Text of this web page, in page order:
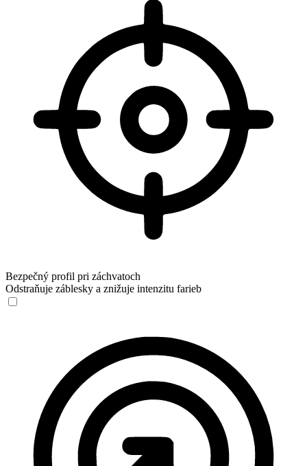
Bezpečný profil pri záchvatoch
Odstraňuje záblesky a znižuje intenzitu farieb